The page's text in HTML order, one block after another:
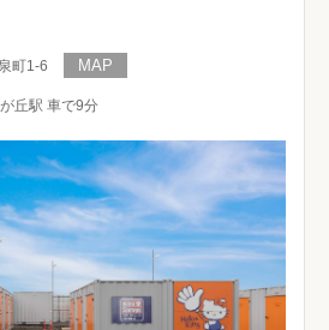
町1-6
丘駅 車で9分